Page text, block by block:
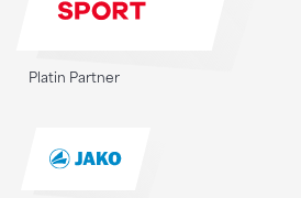
Platin Partner